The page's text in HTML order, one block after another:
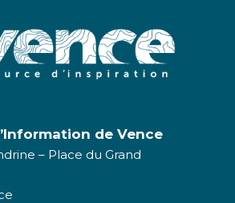
de Vence
– Place du Grand